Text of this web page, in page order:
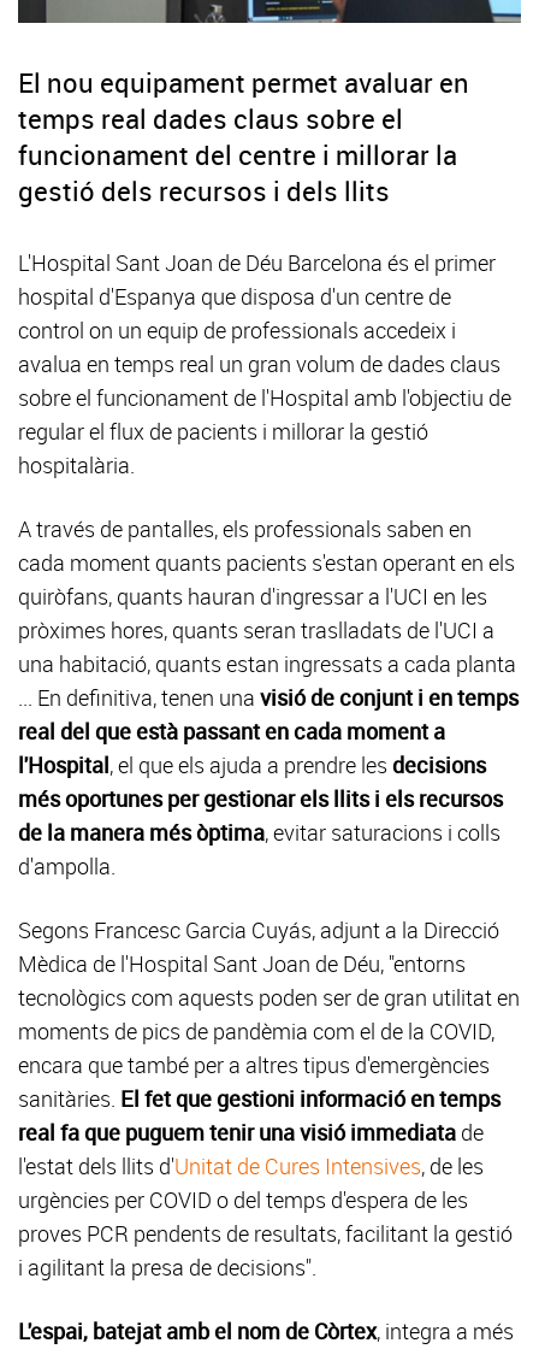
El nou equipament permet avaluar en
temps real dades claus sobre el
funcionament del centre i millorar la
gestió dels recursos i dels llits
L'Hospital Sant Joan de Déu Barcelona és el primer
hospital d'Espanya que disposa d'un centre de
control on un equip de professionals accedeix i
avalua en temps real un gran volum de dades claus
sobre el funcionament de l'Hospital amb l'objectiu de
regular el flux de pacients i millorar la gestió
hospitalària.
A través de pantalles, els professionals saben en
cada moment quants pacients s'estan operant en els
quiròfans, quants hauran d'ingressar a l'UCI en les
pròximes hores, quants seran traslladats de l'UCI a
una habitació, quants estan ingressats a cada planta
... En definitiva, tenen una visió de conjunt i en temps
real del que està passant en cada moment a
l'Hospital, el que els ajuda a prendre les decisions
més oportunes per gestionar els llits i els recursos
de la manera més òptima, evitar saturacions i colls
d'ampolla.
Segons Francesc Garcia Cuyás, adjunt a la Direcció
Mèdica de l'Hospital Sant Joan de Déu, "entorns
tecnològics com aquests poden ser de gran utilitat en
moments de pics de pandèmia com el de la COVID,
encara que també per a altres tipus d'emergències
sanitàries. El fet que gestioni informació en temps
real fa que puguem tenir una visió immediata de
l'estat dels llits d'Unitat de Cures Intensives, de les
urgències per COVID o del temps d'espera de les
proves PCR pendents de resultats, facilitant la gestió
i agilitant la presa de decisions".
L'espai, batejat amb el nom de Còrtex, integra a més